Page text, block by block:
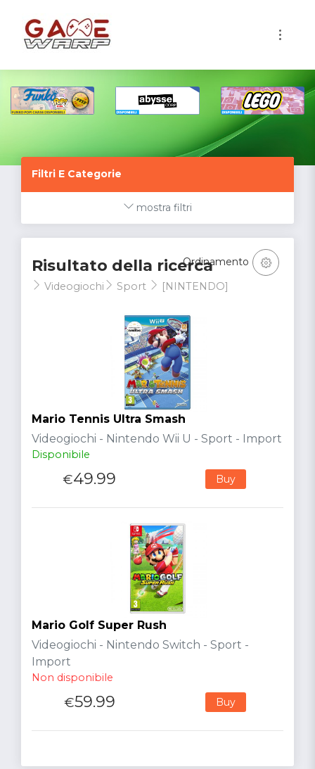
Filtri E Categorie
mostra filtri
Risultato della ricerca
Videogiochi Sport [NINTENDO]
Ordinamento
Mario Tennis Ultra Smash
Videogiochi - Nintendo Wii U - Sport - Import
Disponibile
€49.99 Buy
Mario Golf Super Rush
Videogiochi - Nintendo Switch - Sport -
Import
Non disponibile
€59.99 Buy